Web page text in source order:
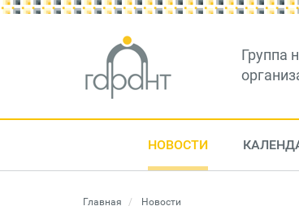
Группа
НОВОСТИ
Главная Новости